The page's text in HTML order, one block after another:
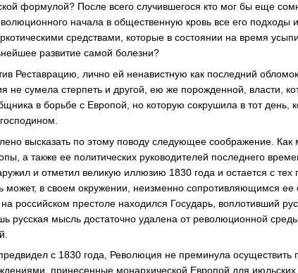
формулой? После всего случившегося кто мог бы еще
начала в общественную кровь все его подходы
средствами, которые в состоянии на время
развитие самой болезни?
Реставрацию, лично ей ненавистную как последний
не сумела стерпеть и другой, ею же порожденной, власти,
в борьбе с Европой, но которую сокрушила в тот день,
высказать по этому поводу следующее соображение. Как
а также ее политических руководителей последнего
и отметил великую иллюзию 1830 года и остается с тех
может, в своем окружении, неизменно сопротивляющимся ее
на российском престоле находился Государь, воплотивший
русская мысль достаточно удалена от революционной
с 1830 года, Революция не преминула осуществить
принесенные монархической Европой для июльских